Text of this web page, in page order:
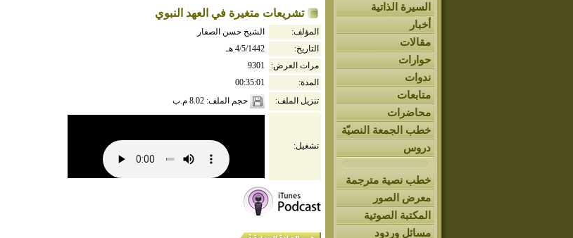
السيرة الذاتية
أخبار
مقالات
حوارات
ندوات
متابعات
محاضرات
خطب الجمعة النصيّة
دروس
خطب نصية مترجمة
معرض الصور
المكتبة الصوتية
مسائل وردود
تشريعات متغيرة في العهد النبوي
المؤلف:
الشيخ حسن الصفار
التاريخ:
4/5/1442 هـ
مرات العرض:
9301
المدة:
00:35:01
تنزيل الملف:
حجم الملف: 8.02 م.ب
تشغيل: